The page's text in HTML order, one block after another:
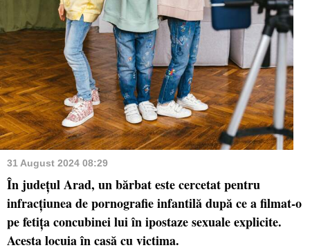
31 August 2024 08:29
În județul Arad, un bărbat este cercetat pentru
infracțiunea de pornografie infantilă după ce a filmat-o
pe fetița concubinei lui în ipostaze sexuale explicite.
Acesta locuia în casă cu victima.